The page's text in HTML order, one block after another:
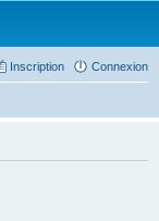
Connexion
Inscription